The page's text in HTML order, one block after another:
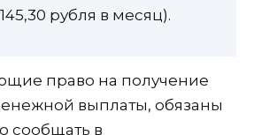
рубля в месяц).
право на получение
выплаты, обязаны
сообщать в